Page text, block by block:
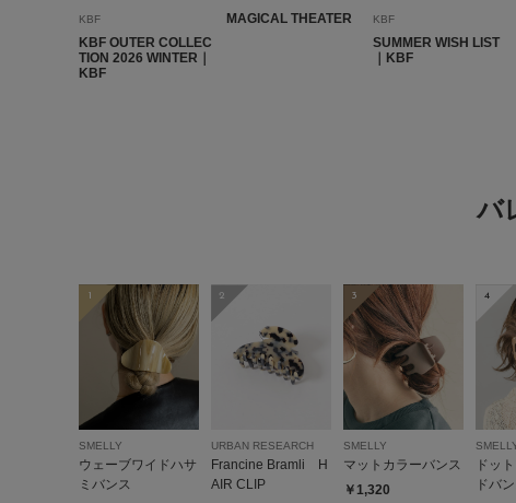
KBF
KBF OUTER COLLEC
TION 2026 WINTER｜
KBF
MAGICAL THEATER KBF
SUMMER WISH LIST
｜KBF
バ
1
SMELLY
ウェーブワイドハサ
ミバンス
2
URBAN RESEARCH
Francine Bramli H
AIR CLIP
3
SMELLY
マットカラーバンス
￥1,320
4
ドッ
ドバ